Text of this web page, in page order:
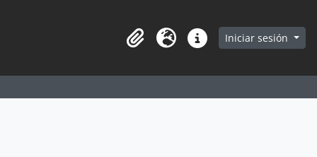
in browse page
Portapapeles
Idioma Enlaces rápidos
Iniciar sesión